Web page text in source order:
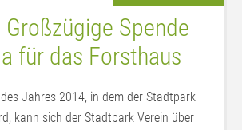
Spende
für das Forsthaus
Jahres 2014, in dem der Stadtpark
kann sich der Stadtpark Verein über